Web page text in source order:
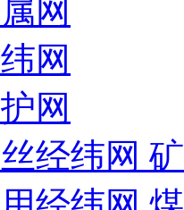
网
网
网
经纬网